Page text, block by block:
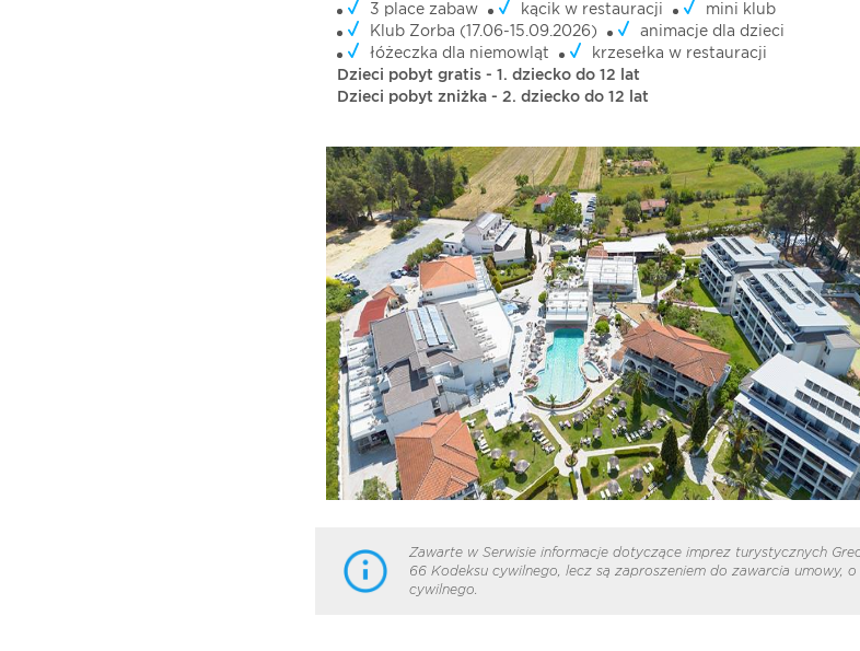
3 place zabaw kącik w restauracji
mini klub
Klub Zorba (17.06-15.09.2026)
animacje dla dzieci
łóżeczka dla niemowląt
krzesełka w restauracji
Dzieci pobyt gratis - 1. dziecko do 12 lat
Dzieci pobyt zniżka - 2. dziecko do 12 lat
Zawarte w Serwisie informacje dotyczące imprez turystycznych
66 Kodeksu cywilnego, lecz są zaproszeniem do zawarcia umowy,
cywilnego.